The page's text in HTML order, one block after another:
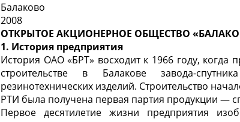
Балаково
2008
ОТКРЫТОЕ АКЦИОНЕРНОЕ ОБЩЕСТВО
1. История предприятия
История ОАО «БРТ» восходит к 1966 году,
строительстве в Балакове завода-
резинотехнических изделий. Строительство
РТИ была получена первая партия продукции —
Первое десятилетие жизни предприятия